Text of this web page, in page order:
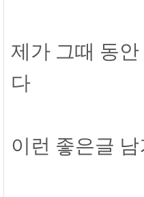
제가 그때 동
다
이런 좋은글